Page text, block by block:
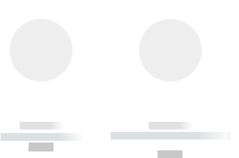
------------
----------- -----------
------------
----------- ----------- ----------